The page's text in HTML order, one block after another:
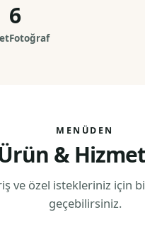
6
Fotoğraf
MENÜDEN
&
ve özel istekleriniz için
geçebilirsiniz.